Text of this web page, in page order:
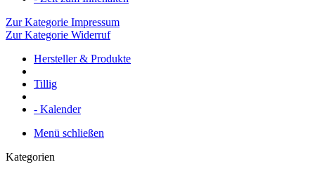
Zur Kategorie Impressum
Zur Kategorie Widerruf
Hersteller & Produkte
Tillig
- Kalender
Menü schließen
Kategorien